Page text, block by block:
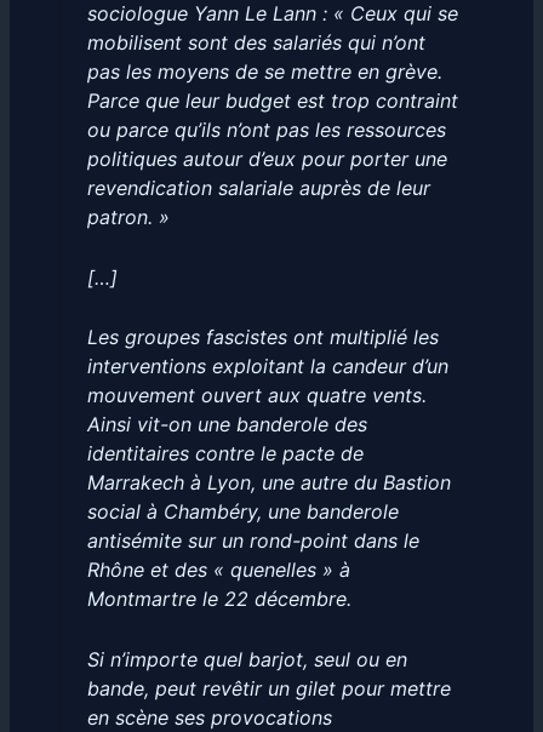
sociologue Yann Le Lann : « Ceux qui se
mobilisent sont des salariés qui n’ont
pas les moyens de se mettre en grève.
Parce que leur budget est trop contraint
ou parce qu’ils n’ont pas les ressources
politiques autour d’eux pour porter une
revendication salariale auprès de leur
patron. »
[…]
Les groupes fascistes ont multiplié les
interventions exploitant la candeur d’un
mouvement ouvert aux quatre vents.
Ainsi vit-on une banderole des
identitaires contre le pacte de
Marrakech à Lyon, une autre du Bastion
social à Chambéry, une banderole
antisémite sur un rond-point dans le
Rhône et des « quenelles » à
Montmartre le 22 décembre.
Si n’importe quel barjot, seul ou en
bande, peut revêtir un gilet pour mettre
en scène ses provocations